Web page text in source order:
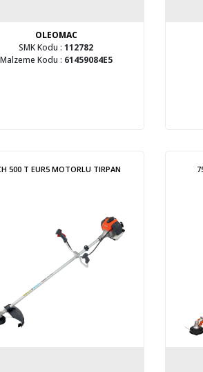
OLEOMAC
SMK Kodu :112782
Malzeme Kodu : 61459084E5
500 T EUR5 MOTORLU TIRPAN